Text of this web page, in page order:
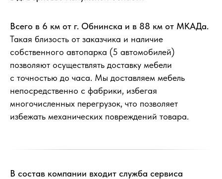
Всего в 6 км от г. Обнинска и в 88 км от МКАДа.
Такая близость от заказчика и наличие
собственного автопарка (5 автомобилей)
позволяют осуществлять доставку мебели
с точностью до часа. Мы доставляем мебель
непосредственно с фабрики, избегая
многочисленных перегрузок, что позволяет
избежать механических повреждений товара.
В состав компании входит служба сервиса